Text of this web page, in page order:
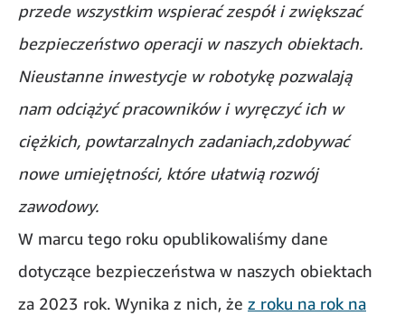
przede wszystkim wspierać zespół i zwiększać
bezpieczeństwo operacji w naszych obiektach.
Nieustanne inwestycje w robotykę pozwalają
nam odciążyć pracowników i wyręczyć ich w
ciężkich, powtarzalnych zadaniach,zdobywać
nowe umiejętności, które ułatwią rozwój
zawodowy.
W marcu tego roku opublikowaliśmy dane
dotyczące bezpieczeństwa w naszych obiektach
za 2023 rok. Wynika z nich, że z roku na rok na